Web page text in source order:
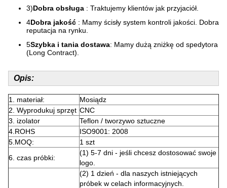
3)Dobra obsługa : Traktujemy klientów jak przyjaciół.
4Dobra jakość : Mamy ścisły system kontroli jakości. Dobra
reputacja na rynku.
5Szybka i tania dostawa: Mamy dużą zniżkę od spedytora
(Long Contract).
Opis:
1. materiał:
Mosiądz
2. Wyprodukuj sprzęt CNC
3. izolator
Teflon / tworzywo sztuczne
4.ROHS
ISO9001: 2008
5.MOQ:
1 szt
6. czas próbki:
(1) 5-7 dni - jeśli chcesz dostosować swoje
logo.
(2) 1 dzień - dla naszych istniejących
próbek w celach informacyjnych.